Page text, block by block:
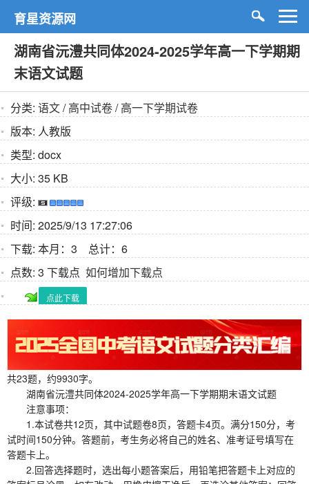
育星资源网
湖南省沅澧共同体2024-2025学年高一下学期期
末语文试题
分类: 语文/高中试卷/高一下学期试卷
版本: 人教版
类型: docx
大小: 35 KB
评级:
时间: 2025/9/13 17:27:06
下载: 本月：3 总计：6
点数: 3 下载点 如何增加下载点
点此下载
共23题，约9930字。
湖南省沅澧共同体2024-2025学年高一下学期期末语文试题
注意事项：
1.本试卷共12页，其中试题卷8页，答题卡4页。满分150分，考
试时间150分钟。答题前，考生务必将自己的姓名、准考证号填写在
答题卡上。
2.回答选择题时，选出每小题答案后，用铅笔把答题卡上对应的